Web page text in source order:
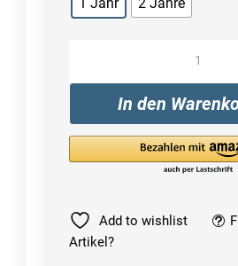
1 Jahr 2 Jahre
Windows
/
In den
Add to wishlist
Artikel?